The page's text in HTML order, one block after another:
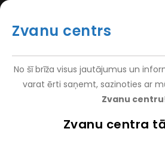
Pārlekt
galveno
MENU
VAKANCES
DARBINIEKIEM
Atpakaļceļš
Ambulatorā Klīnika Jūrmalā-
Zvanu centrs
No šī brīža visus jautājumus un
varat ērti saņemt, sazinoties ar
Zvanu centru!
Zvanu centra